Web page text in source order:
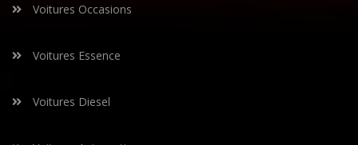
Voitures Occasions
Voitures Essence
Voitures Diesel